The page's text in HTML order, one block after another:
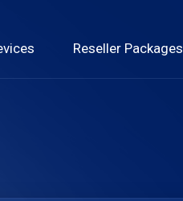
Reseller Packages